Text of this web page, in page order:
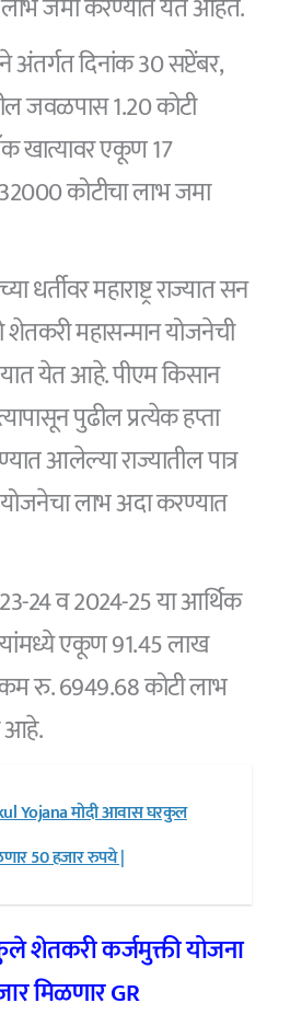
जमा करण्यात येत आहेत.
अंतर्गत दिनांक 30 सप्टेंबर,
जवळपास 1.20 कोटी
खात्यावर एकूण 17
कोटीचा लाभ जमा
धर्तीवर महाराष्ट्र राज्यात सन
महासन्मान योजनेची
येत आहे. पीएम किसान
पुढील प्रत्येक हप्ता
आलेल्या राज्यातील पात्र
लाभ अदा करण्यात
24 व 2024-25 या आर्थिक
एकूण 91.45 लाख
रु. 6949.68 कोटी लाभ
आहे.
Yojana मोदी आवास घरकुल
50 हजार रुपये |
शेतकरी कर्जमुक्ती योजना
मिळणार GR